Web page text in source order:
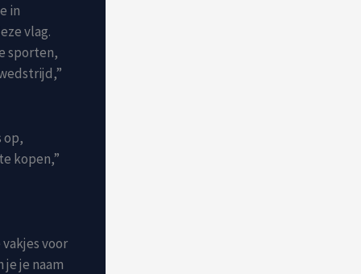
in
vlag.
sporten,
op,
kopen,”
voor
je naam